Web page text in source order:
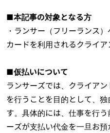
■本記事の対象となる方
・ランサー（フリーランス
カードを利用されるクライア
■仮払いについて
ランサーズでは、クライア
を行うことを目的として、
す。具体的には、仕事を行
ーズが支払い代金を一旦お